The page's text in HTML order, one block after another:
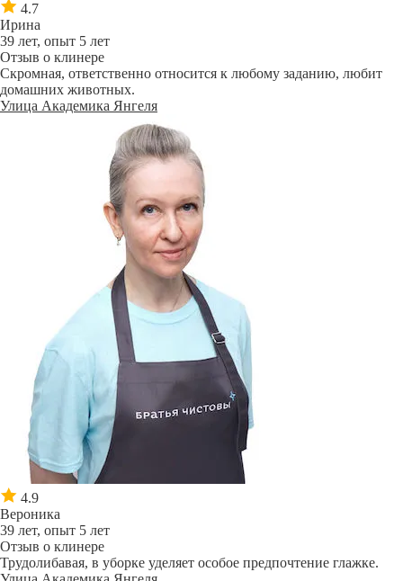
4.7
Ирина
39 лет, опыт 5 лет
Отзыв о клинере
Скромная, ответственно относится к любому заданию, любит
домашних животных.
Улица Академика Янгеля
4.9
Вероника
39 лет, опыт 5 лет
Отзыв о клинере
Трудолибавая, в уборке уделяет особое предпочтение глажке.